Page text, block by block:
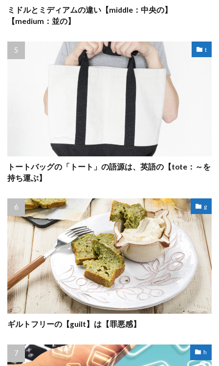
ミドルとミディアムの違い【middle：中央の】
【medium：並の】
t
トートバッグの「トート」の語源は、英語の【tote：～を
持ち運ぶ】
g
ギルトフリーの【guilt】は【罪悪感】
h